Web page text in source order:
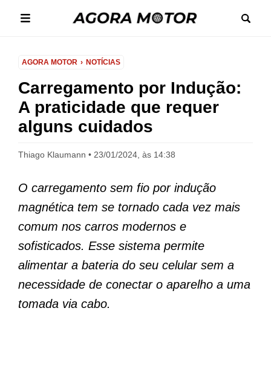
AGORA MOTOR NOTÍCIAS
Carregamento por Indução:
A praticidade que requer
alguns cuidados
Thiago Klaumann 23/01/2024, às 14:38
O carregamento sem fio por indução
magnética tem se tornado cada vez mais
comum nos carros modernos e
sofisticados. Esse sistema permite
alimentar a bateria do seu celular sem a
necessidade de conectar o aparelho a uma
tomada via cabo.